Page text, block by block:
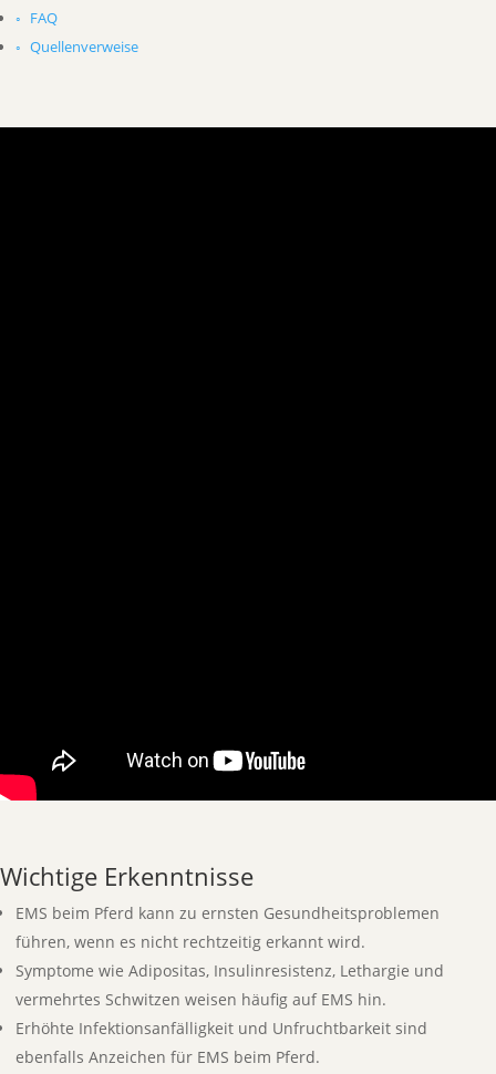
FAQ
Quellenverweise
Wichtige Erkenntnisse
EMS beim Pferd kann zu ernsten Gesundheitsproblemen
führen, wenn es nicht rechtzeitig erkannt wird.
Symptome wie Adipositas, Insulinresistenz, Lethargie und
vermehrtes Schwitzen weisen häufig auf EMS hin.
Erhöhte Infektionsanfälligkeit und Unfruchtbarkeit sind
ebenfalls Anzeichen für EMS beim Pferd.